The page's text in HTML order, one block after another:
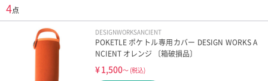
4点
DESIGNWORKSANCIENT
POKETLE ポケトル専用カバー DESIGN WORKS A
NCIENT オレンジ 〔箱破損品〕
¥1,500～ (税込)